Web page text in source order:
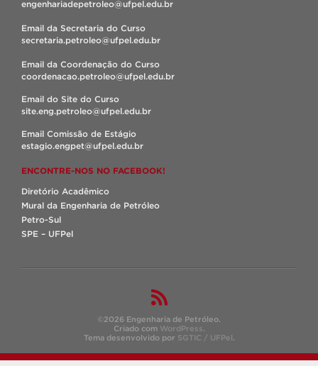
engenhariadepetroleo@ufpel.edu.br
Email da Secretaria do Curso
secretaria.petroleo@ufpel.edu.br
Email da Coordenação do Curso
coordenacao.petroleo@ufpel.edu.br
Email do Site do Curso
site.eng.petroleo@ufpel.edu.br
Email Comissão de Estágio
estagio.engpet@ufpel.edu.br
ENCONTRE-NOS NO FACEBOOK!
Diretório Acadêmico
Mural da Engenharia de Petróleo
Petro-Sul
SPE – UFPel
©2026 Engenharia de Petróleo.
Criado com WordPress.
Tema desenvolvido por SGTIC / UFPel.